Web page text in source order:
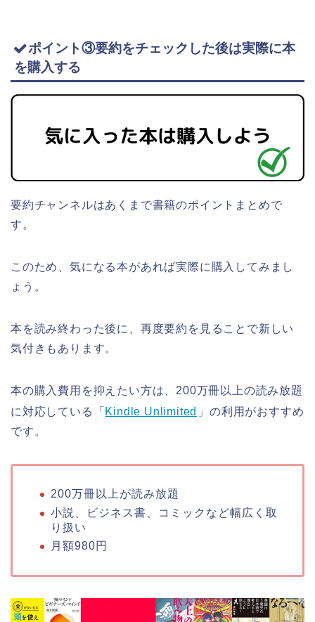
ポイント③要約をチェックした後は実際に本
を購入する
要約チャンネルはあくまで書籍のポイントまとめで
す。
このため、気になる本があれば実際に購入してみまし
ょう。
本を読み終わった後に、再度要約を見ることで新しい
気付きもあります。
本の購入費用を抑えたい方は、200万冊以上の読み放題
に対応している「 Kindle Unlimited 」の利用がおすすめ
です。
200万冊以上が読み放題
小説、ビジネス書、コミックなど幅広く取
り扱い
月額980円